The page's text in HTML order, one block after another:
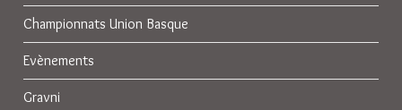
Championnats Union Basque
Evènements
Gravni